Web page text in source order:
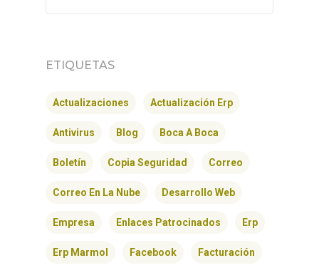
ETIQUETAS
Actualizaciones Actualización Erp
Antivirus Blog Boca A Boca
Boletín Copia Seguridad Correo
Correo En La Nube Desarrollo Web
Empresa Enlaces Patrocinados Erp
Erp Marmol Facebook Facturación